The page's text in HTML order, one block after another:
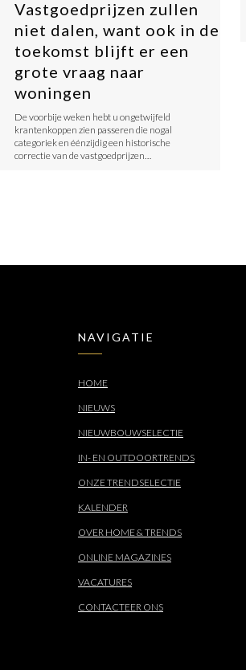
Vastgoedprijzen zullen
niet dalen, want ook in de
toekomst blijft er een
grote vraag naar
woningen
De voorbije weken hebt u ongetwijfeld
krantenkoppen zien passeren die nogal
categoriek en éénzijdig een historische
correctie van de vastgoedprijzen…
NAVIGATIE
HOME
NIEUWS
NIEUWBOUWSELECTIE
IN- EN OUTDOORTRENDS
ONZE TRENDSELECTIE
KALENDER
OVER HOME & TRENDS
ONLINE MAGAZINES
VACATURES
CONTACTEER ONS